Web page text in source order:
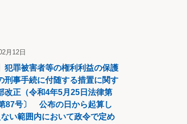
月12日
犯罪被害者等の権利利益の保護
刑事手続に付随する措置に関す
改正（令和4年5月25日法律第
87号〕 公布の日から起算し
い範囲内において政令で定め